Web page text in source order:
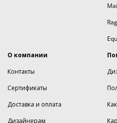
О компании
Контакты
Сертификаты
Доставка и оплата
Дизайнерам